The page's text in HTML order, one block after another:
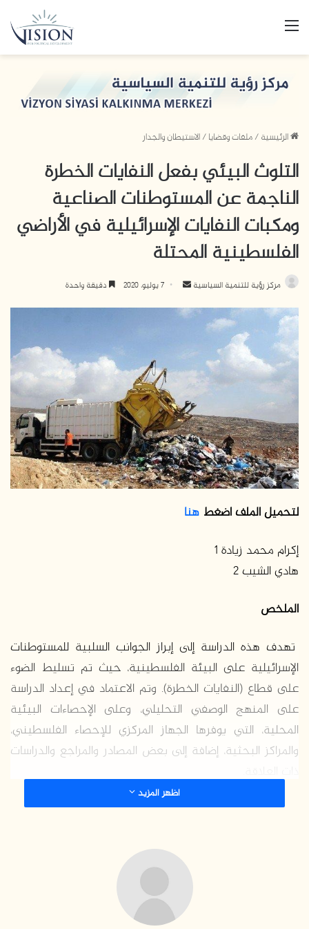
الرئيسية/ملفات وقضايا/الاستيطان والجدار
التلوث البيئي بفعل النفايات الخطرة
الناجمة عن المستوطنات الصناعية
ومكبات النفايات الإسرائيلية في الأراضي
الفلسطينية المحتلة
مركز رؤية للتنمية السياسية
س
ا
إ
ل
ك
ت
7 يوليو، 2020 دقيقة واحدة
لتحميل الملف اضغط هنا
إكرام محمد زيادة 1
هادي الشيب 2
الملخص
تهدف هذه الدراسة إلى إبراز الجوانب السلبية للمستوطنات
الإسرائيلية على البيئة الفلسطينية، حيث تم تسليط الضوء
على قطاع (النفايات الخطرة). وتم الاعتماد في إعداد الدراسة
على المنهج الوصفي التحليلي، وعلى الإحصاءات البيئية
المحلية، التي يوفرها الجهاز المركزي للإحصاء الفلسطيني،
والمراكز البحثية، إضافة إلى بعض المصادر والمراجع والدراسات
وأظهرت نتائج الدراسة أن الاحتلال الإسرائيلي، قام من خلال
المواثيق والمعاهدات الدولية بمختلف تسمياتها، ولعل من
أخطرها تدميره المتعمد للبيئة الفلسطينية، وانتهاكه لاتفاقية
بازل الدولية، وذلك بتهريبه للمخلفات الخطرة، السائلة والصلبة،
إلى الأراضي الفلسطينية المجاورة لها، والتي تؤدي بالتالي إلى
اظهر المزيد